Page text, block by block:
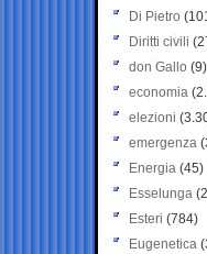
Di Pietro
Diritti civili
don Gallo (9)
economia
elezioni
emergenza
Energia (45)
Esselunga
Esteri (784)
Eugenetica